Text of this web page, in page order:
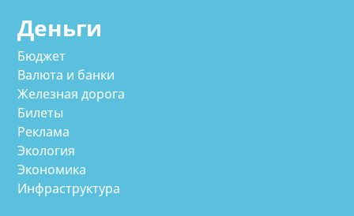
Деньги
Бюджет
Валюта и банки
Железная дорога
Билеты
Реклама
Экология
Экономика
Инфраструктура